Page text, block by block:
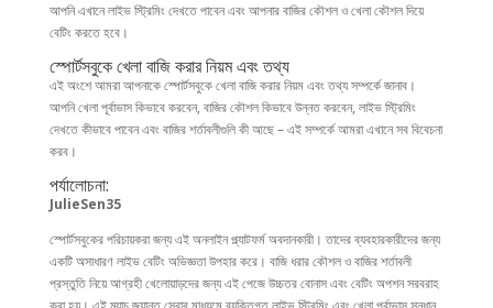
আপনি এখানে লাইভ স্ট্রিমিং দেখতে পাবেন এবং আপনার বাজির কৌশল ও খেলা কৌশল দিয়ে
বেটিং করতে হবে।
স্পোর্টসবুকে খেলা বাজি করার নিয়ম এবং তথ্য
এই অংশে আমরা আপনাকে স্পোর্টসবুকে খেলা বাজি করার নিয়ম এবং তথ্য সম্পর্কে জানাব।
আপনি খেলা পূর্বাভাস কিভাবে করবেন, বাজির কৌশল কিভাবে উন্নত করবেন, লাইভ স্ট্রিমিং
দেখতে কীভাবে পাবেন এবং বাজির শর্তাবলীগুলি কী আছে – এই সম্পর্কে আমরা এখানে সব বিবেচনা
করব।
পর্যালোচনা:
JulieSen35
স্পোর্টসবুকের পরিচায়করা জন্য এই অনলাইন প্ল্যাটফর্ম অবদানকারী। তাদের ব্যবহারকারীদের জন্য
একটি অসাধারণ লাইভ বেটিং অভিজ্ঞতা উপহার করে। বাজি ধরার কৌশল ও বাজির শর্তাবলী
প্রস্তুতি নিয়ে আগ্রহী খেলোয়াড়দের জন্য এই পেজে উচ্চতর বোনাস এবং বেটিং অপশন সরবরাহ